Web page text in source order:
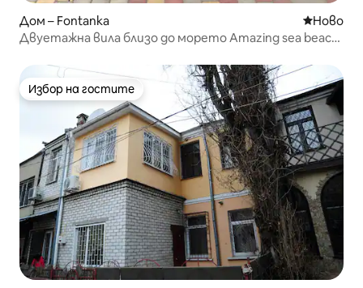
Дом – Fontanka Ново
Ново
Двуетажна вила близо до морето Amazing sea beach
Избор на гостите
Избор на гостите